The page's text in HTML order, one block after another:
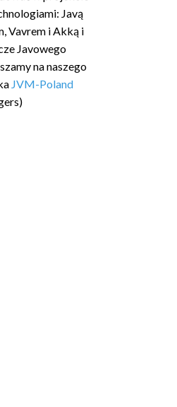
Javą
Vavrem i Akką i
Javowego
na naszego
JVM-Poland